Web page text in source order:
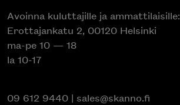
Avoinna kuluttajille ja ammattilaisille:
Erottajankatu 2, 00120 Helsinki
ma-pe 10 — 18
la 10-17
09 612 9440 | sales@skanno.fi